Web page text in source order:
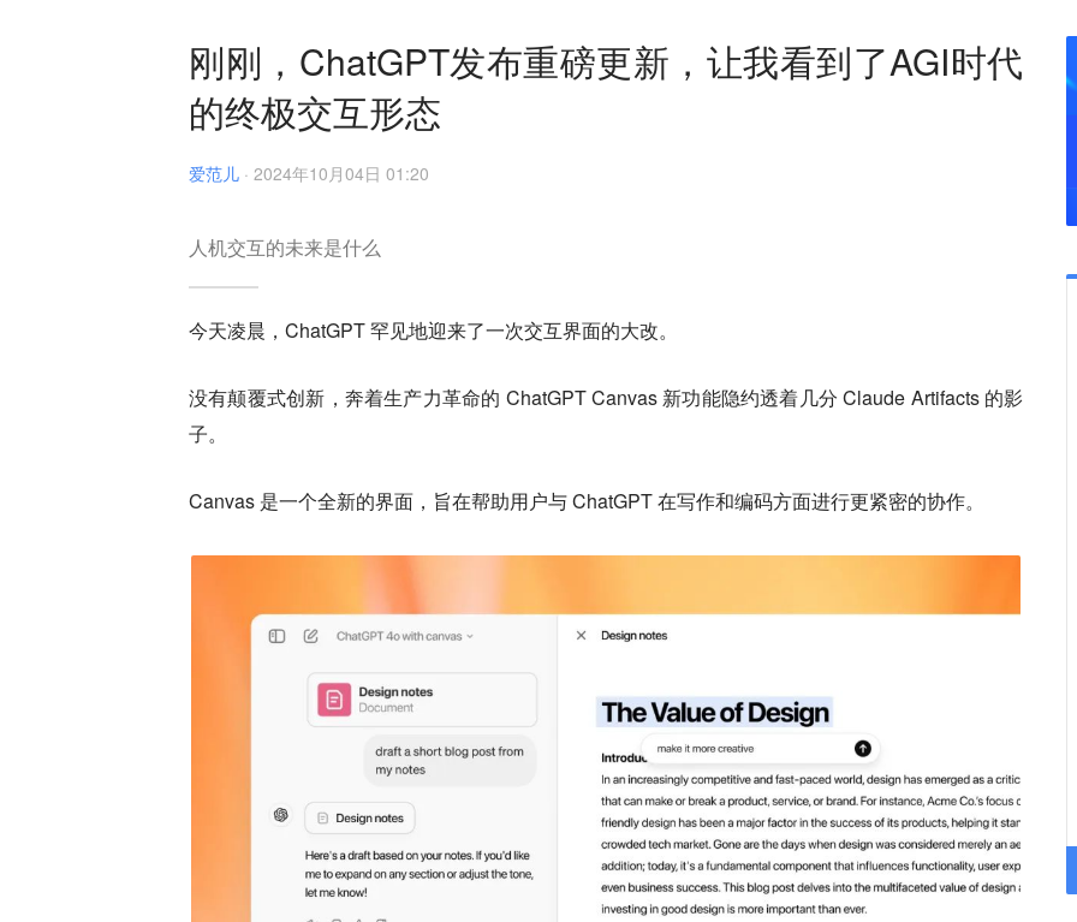
刚刚，ChatGPT发布重磅更新，让我看到了AGI时代
的终极交互形态
爱范儿 · 2024年10月04日 01:20
人机交互的未来是什么
今天凌晨，ChatGPT 罕见地迎来了一次交互界面的大改。
没有颠覆式创新，奔着生产力革命的 ChatGPT Canvas 新功能隐约透着几分 Claude Artifacts 的影
子。
Canvas 是一个全新的界面，旨在帮助用户与 ChatGPT 在写作和编码方面进行更紧密的协作。